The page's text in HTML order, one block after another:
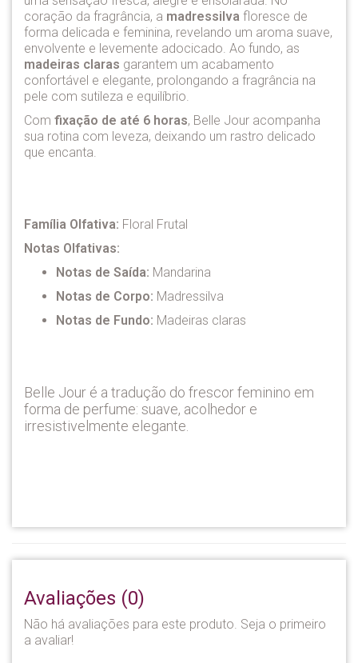
coração da fragrância, a madressilva floresce de
forma delicada e feminina, revelando um aroma suave,
envolvente e levemente adocicado. Ao fundo, as
madeiras claras garantem um acabamento
confortável e elegante, prolongando a fragrância na
pele com sutileza e equilíbrio.
Com fixação de até 6 horas, Belle Jour acompanha
sua rotina com leveza, deixando um rastro delicado
que encanta.
Família Olfativa: Floral Frutal
Notas Olfativas:
Notas de Saída: Mandarina
Notas de Corpo: Madressilva
Notas de Fundo: Madeiras claras
Belle Jour é a tradução do frescor feminino em
forma de perfume: suave, acolhedor e
irresistivelmente elegante.
Avaliações (0)
Não há avaliações para este produto. Seja o primeiro
a avaliar!